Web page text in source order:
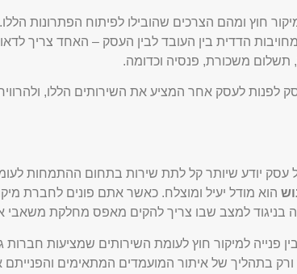
חוץ ומהם הצרכים שהובילו לפיתוח הפתרונות
הדדית בין העובד לבין העסק – האחד צריך
תשלום משכורת, פנסיה וכדומה.
לעסק אחר המציע את השירותים הללו, ולהרוויח
עסק יודע שיותר קל לתת שירות בתחום ההתמחות
הוא מודל יעיל ומוצלח. כאשר אתם פונים לחברת
בניגוד למצב שבו צריך להקים מאפס מחלקת משאבי
פנייה למיקור חוץ לעומת השירותים שמציעות חברות
בתהליך של איתור המועמדים המתאימים